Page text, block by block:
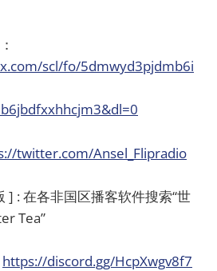
scl/fo/5dmwyd3pjdmb6i
twitter.com/Ansel_Flipradio
] : 在各非国区播客软件搜索“世
Tea”
https://discord.gg/HcpXwgv8f7